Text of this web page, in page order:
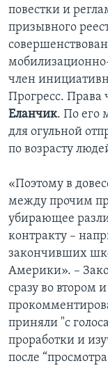
повестки и
призывного
член
Прогресс. Права
Еланчик. По его
для огульной
по возрасту
«Поэтому в
между прочим
убирающее
контракту –
закончивших
Америки». –
сразу во втором
приняли "с
проработки и
после